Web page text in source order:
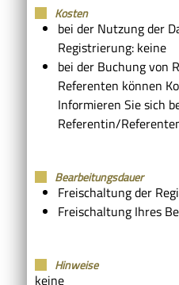
Kosten
bei der Nutzung der
Registrierung: keine
bei der Buchung von
Referenten können
Informieren Sie sich
Referentin/
Bearbeitungsdauer
Freischaltung der
Freischaltung Ihres
Hinweise
keine